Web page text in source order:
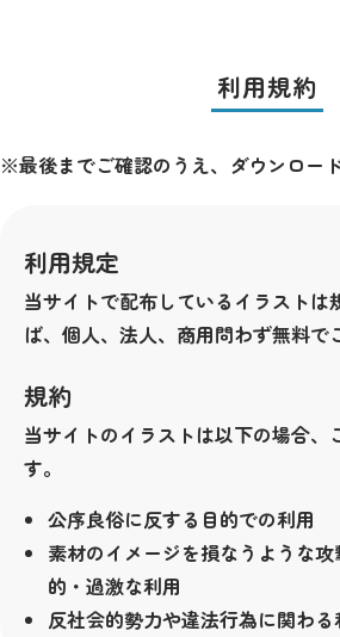
利用規約
※最後までご確認のうえ、ダウンロー
利用規定
当サイトで配布しているイラストは
ば、個人、法人、商用問わず無料で
規約
当サイトのイラストは以下の場合、
す。
公序良俗に反する目的での利用
素材のイメージを損なうような
的・過激な利用
反社会的勢力や違法行為に関わる